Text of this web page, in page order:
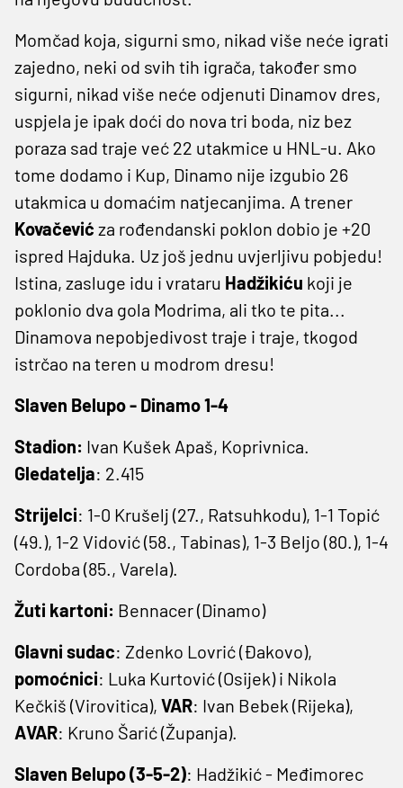
Momčad koja, sigurni smo, nikad više neće igrati
zajedno, neki od svih tih igrača, također smo
sigurni, nikad više neće odjenuti Dinamov dres,
uspjela je ipak doći do nova tri boda, niz bez
poraza sad traje već 22 utakmice u HNL-u. Ako
tome dodamo i Kup, Dinamo nije izgubio 26
utakmica u domaćim natjecanjima. A trener
Kovačević za rođendanski poklon dobio je +20
ispred Hajduka. Uz još jednu uvjerljivu pobjedu!
Istina, zasluge idu i vrataru Hadžikiću koji je
poklonio dva gola Modrima, ali tko te pita...
Dinamova nepobjedivost traje i traje, tkogod
istrčao na teren u modrom dresu!
Slaven Belupo - Dinamo 1-4
Stadion: Ivan Kušek Apaš, Koprivnica.
Gledatelja: 2.415
Strijelci: 1-0 Krušelj (27., Ratsuhkodu), 1-1 Topić
(49.), 1-2 Vidović (58., Tabinas), 1-3 Beljo (80.), 1-4
Cordoba (85., Varela).
Žuti kartoni: Bennacer (Dinamo)
Glavni sudac: Zdenko Lovrić (Đakovo),
pomoćnici: Luka Kurtović (Osijek) i Nikola
Kečkiš (Virovitica), VAR: Ivan Bebek (Rijeka),
AVAR: Kruno Šarić (Županja).
Slaven Belupo (3-5-2): Hadžikić - Međimorec